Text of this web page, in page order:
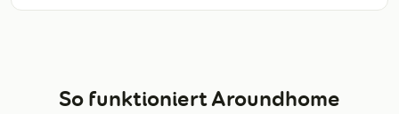
So funktioniert Aroundhome